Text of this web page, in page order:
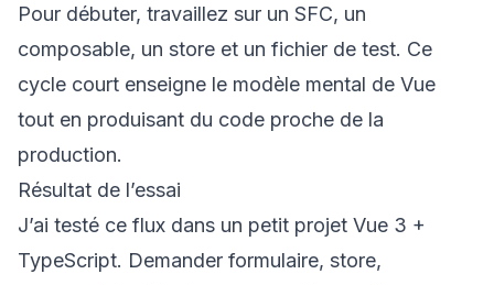
Pour débuter, travaillez sur un SFC, un
composable, un store et un fichier de test. Ce
cycle court enseigne le modèle mental de Vue
tout en produisant du code proche de la
production.
Résultat de l’essai
J’ai testé ce flux dans un petit projet Vue 3 +
TypeScript. Demander formulaire, store,